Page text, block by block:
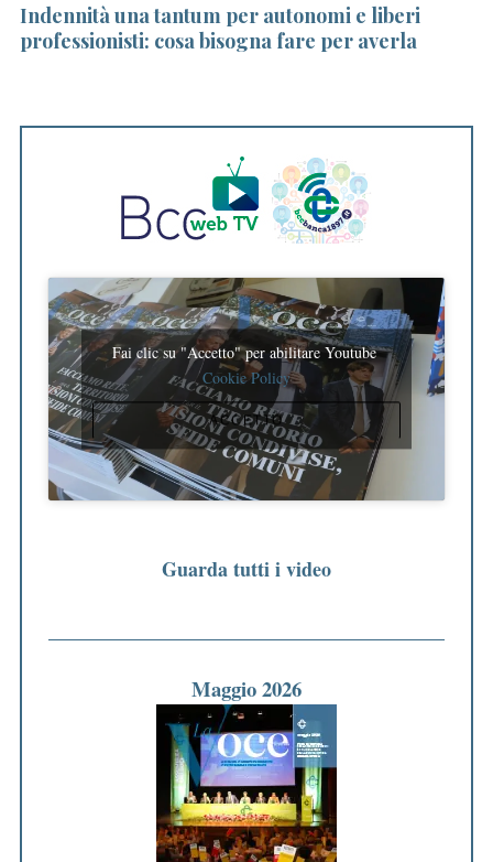
Indennità una tantum per autonomi e liberi
professionisti: cosa bisogna fare per averla
Fai clic su "Accetto" per abilitare Youtube
Cookie Policy
ACCETTO
Guarda tutti i video
Maggio 2026